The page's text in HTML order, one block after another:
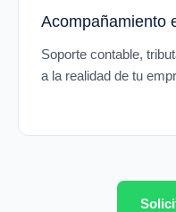
Acompañamiento
Soporte contable,
a la realidad de tu